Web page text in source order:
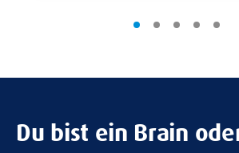
Du bist ein Brain